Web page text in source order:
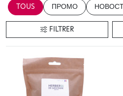
TOUS ПРОМО
FILTRER